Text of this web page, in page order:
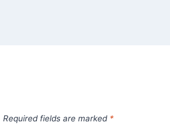
Required fields are marked *